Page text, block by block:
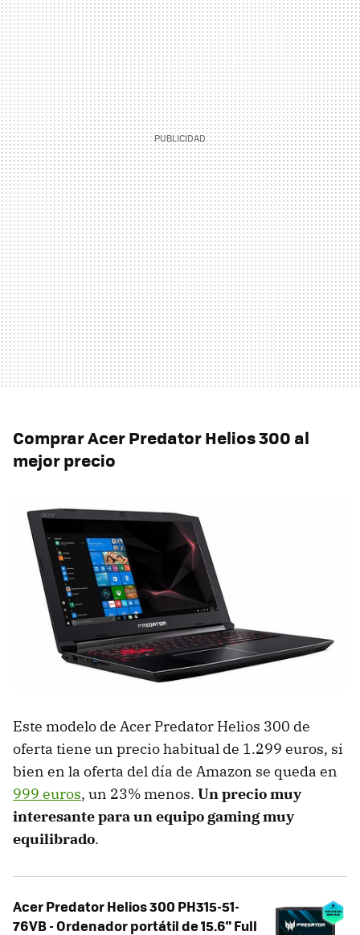
Comprar Acer Predator Helios 300 al
mejor precio
Este modelo de Acer Predator Helios 300 de
oferta tiene un precio habitual de 1.299 euros, si
bien en la oferta del día de Amazon se queda en
999 euros, un 23% menos. Un precio muy
interesante para un equipo gaming muy
equilibrado.
Acer Predator Helios 300 PH315-51-
76VB - Ordenador portátil de 15.6" Full